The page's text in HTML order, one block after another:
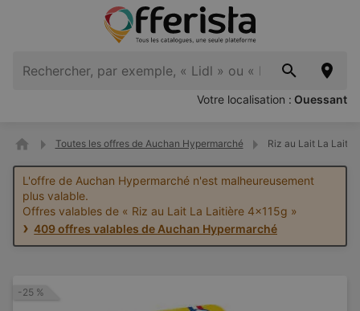
Votre localisation : Ouessant
Toutes les offres de Auchan Hypermarché Riz au Lait La
L'offre de Auchan Hypermarché n'est malheureusement
plus valable.
Offres valables de « Riz au Lait La Laitière 4x115g »
409 offres valables de Auchan Hypermarché
-25 %